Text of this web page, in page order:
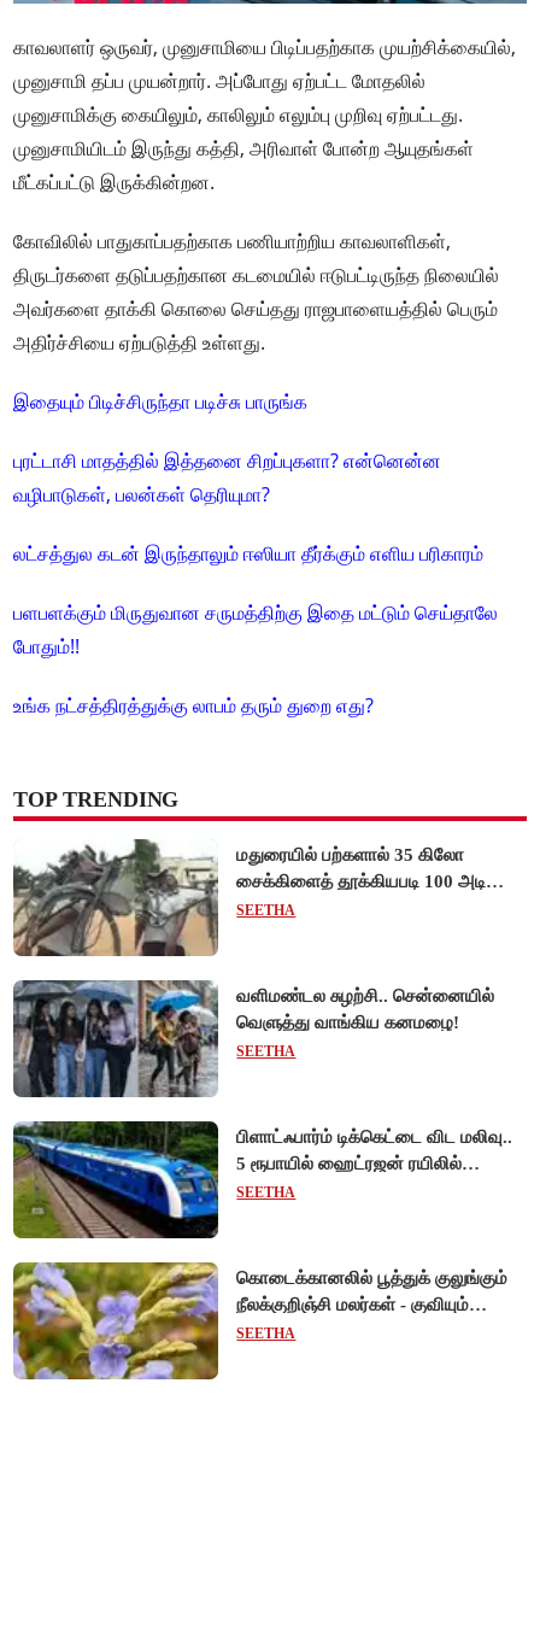
காவலாளர் ஒருவர், முனுசாமியை பிடிப்பதற்காக முயற்சிக்கையில்,
முனுசாமி தப்ப முயன்றார். அப்போது ஏற்பட்ட மோதலில்
முனுசாமிக்கு கையிலும், காலிலும் எலும்பு முறிவு ஏற்பட்டது.
முனுசாமியிடம் இருந்து கத்தி, அரிவாள் போன்ற ஆயுதங்கள்
மீட்கப்பட்டு இருக்கின்றன.
கோவிலில் பாதுகாப்பதற்காக பணியாற்றிய காவலாளிகள்,
திருடர்களை தடுப்பதற்கான கடமையில் ஈடுபட்டிருந்த நிலையில்
அவர்களை தாக்கி கொலை செய்தது ராஜபாளையத்தில் பெரும்
அதிர்ச்சியை ஏற்படுத்தி உள்ளது.
இதையும் பிடிச்சிருந்தா படிச்சு பாருங்க
புரட்டாசி மாதத்தில் இத்தனை சிறப்புகளா? என்னென்ன
வழிபாடுகள், பலன்கள் தெரியுமா?
லட்சத்துல கடன் இருந்தாலும் ஈஸியா தீர்க்கும் எளிய பரிகாரம்
பளபளக்கும் மிருதுவான சருமத்திற்கு இதை மட்டும் செய்தாலே
போதும்!!
உங்க நட்சத்திரத்துக்கு லாபம் தரும் துறை எது?
TOP TRENDING
மதுரையில் பற்களால் 35 கிலோ
சைக்கிளைத் தூக்கியபடி 100 அடி
நடந்து சென்று முன்னாள் ராணுவ வீரர்
SEETHA
வளிமண்டல சுழற்சி.. சென்னையில்
வெளுத்து வாங்கிய கனமழை!
SEETHA
பிளாட்ஃபார்ம் டிக்கெட்டை விட மலிவு..
5 ரூபாயில் ஹைட்ரஜன் ரயிலில்
பயணிக்கலாம்!
SEETHA
கொடைக்கானலில் பூத்துக் குலுங்கும்
நீலக்குறிஞ்சி மலர்கள் - குவியும்
சுற்றுலாப் பயணிகள்!
SEETHA